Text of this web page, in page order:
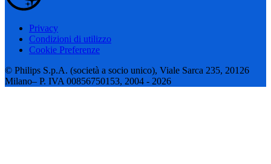
Privacy
Condizioni di utilizzo
Cookie Preferenze
© Philips S.p.A. (società a socio unico), Viale Sarca 235, 20126
Milano– P. IVA 00856750153, 2004 - 2026